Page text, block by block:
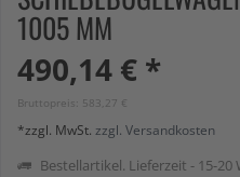
1005 MM
490,14 € *
Bruttopreis: 583,27 €
*zzgl. MwSt. zzgl. Versandkosten
Bestellartikel. Lieferzeit - 15-20